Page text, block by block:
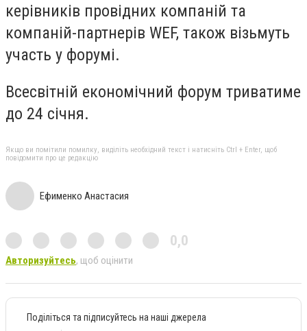
керівників провідних компаній та
компаній-партнерів WEF, також візьмуть
участь у форумі.
Всесвітній економічний форум триватиме
до 24 січня.
Якщо ви помітили помилку, виділіть необхідний текст і натисніть Ctrl + Enter, щоб
повідомити про це редакцію
Ефименко Анастасия
0,0
Авторизуйтесь, щоб оцінити
Поділіться та підписуйтесь на наші джерела